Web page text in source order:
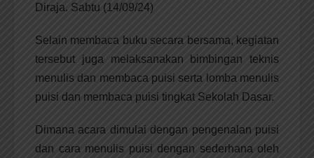
Diraja. Sabtu (14/09/24)
Selain membaca buku secara bersama, kegiatan
tersebut juga melaksanakan bimbingan teknis
menulis dan membaca puisi serta lomba menulis
puisi dan membaca puisi tingkat Sekolah Dasar.
Dimana acara dimulai dengan pengenalan puisi
dan cara menulis puisi dengan sederhana oleh